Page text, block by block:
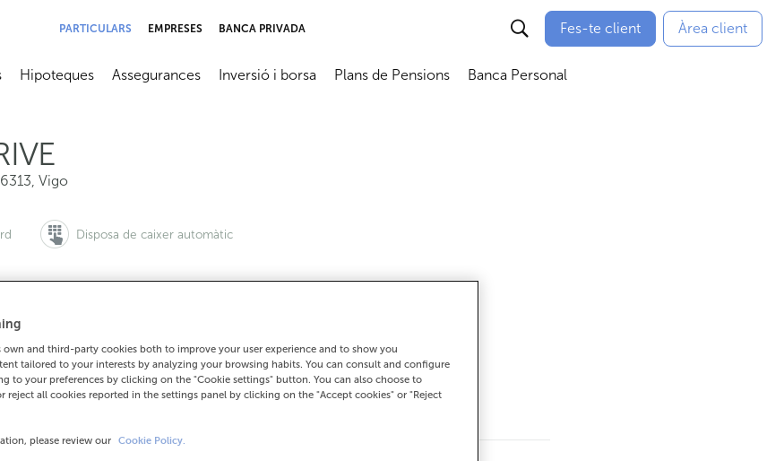
PARTICULARS EMPRESES BANCA PRIVADA Fes-te client Àrea client
Abrir submenú
Hipoteques
Abrir submenú
Assegurances
Abrir submenú
Inversió i borsa
Abrir submenú
Plans de Pensions
Abrir submenú
Banca Personal
, Vigo
Disposa de caixer automàtic
demanar cita:
815 200 986493097 Com arribar
own and third-party cookies both to improve your user experience and to show you
tailored to your interests by analyzing your browsing habits. You can consult and configure
to your preferences by clicking on the "Cookie settings" button. You can also choose to
reject all cookies reported in the settings panel by clicking on the "Accept cookies" or "Reject
please review our Cookie Policy.